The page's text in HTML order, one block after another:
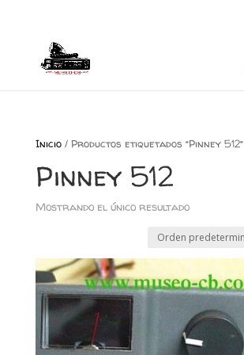
Inicio/ Productos etiquetados “Pinney 512”
Pinney 512
Mostrando el único resultado